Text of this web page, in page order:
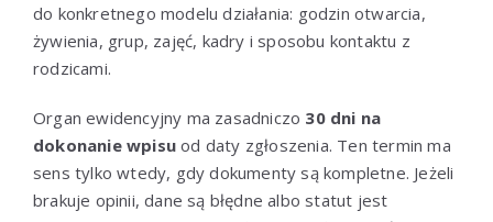
do konkretnego modelu działania: godzin otwarcia,
żywienia, grup, zajęć, kadry i sposobu kontaktu z
rodzicami.
Organ ewidencyjny ma zasadniczo 30 dni na
dokonanie wpisu od daty zgłoszenia. Ten termin ma
sens tylko wtedy, gdy dokumenty są kompletne. Jeżeli
brakuje opinii, dane są błędne albo statut jest